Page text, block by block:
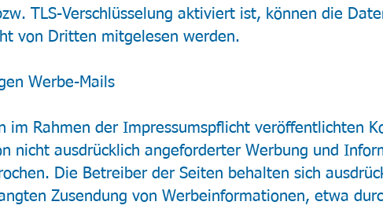
TLS-Verschlüsselung aktiviert ist, können die
von Dritten mitgelesen werden.
Werbe-Mails
im Rahmen der Impressumspflicht veröffentlichten
nicht ausdrücklich angeforderter Werbung und
Die Betreiber der Seiten behalten sich
Zusendung von Werbeinformationen, etwa